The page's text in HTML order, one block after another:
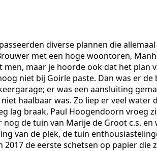
diverse plannen die
met een hoge woontoren,
maar je hoorde ook dat het plan
niet bij Goirle paste. Dan was er
er was een aansluiting
haalbaar was. Zo liep er veel water
lag braak, Paul Hoogendoorn vroeg
de tuin van Marije de Groot c.s.
van de plek, de tuin
de eerste schetsen op papier die